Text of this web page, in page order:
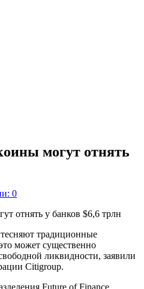
могут отнять
0
традиционные
может существенно
ликвидности, заявили
Citigroup.
Future of Finance